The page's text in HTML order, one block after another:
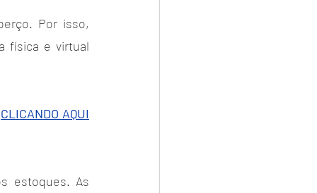
Por isso,
física e virtual
CLICANDO AQUI
estoques. As